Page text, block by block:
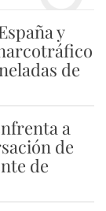
y
de
a
de
de